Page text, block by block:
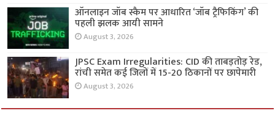
ऑनलाइन जॉब स्कैम पर आधारित ‘जॉब ट्रैफिकिंग’ की
पहली झलक आयी सामने
August 3, 2026
JPSC Exam Irregularities: CID की ताबड़तोड़ रेड,
रांची समेत कई जिलों में 15-20 ठिकानों पर छापेमारी
August 3, 2026